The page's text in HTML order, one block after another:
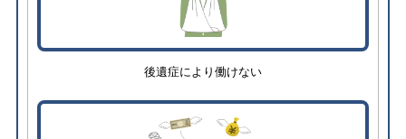
後遺症により働けない